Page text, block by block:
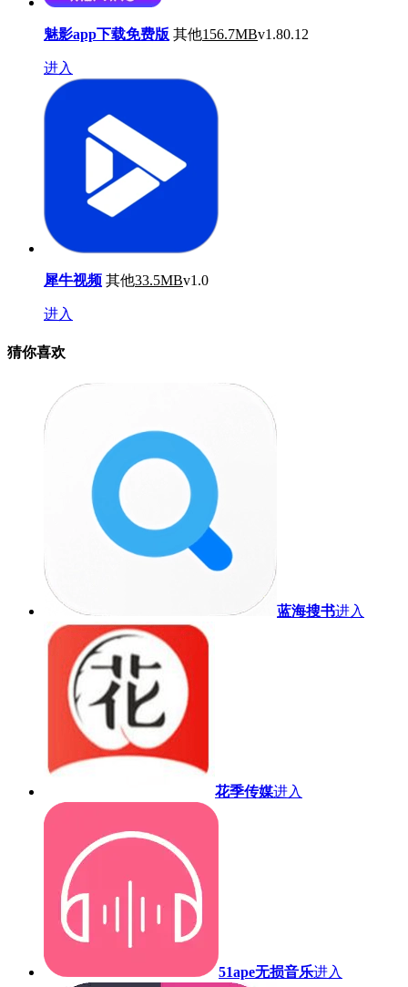
魅影app下载免费版 其他156.7MBv1.80.12
进入
犀牛视频 其他33.5MBv1.0
进入
猜你喜欢
蓝海搜书进入
花季传媒进入
51ape无损音乐进入